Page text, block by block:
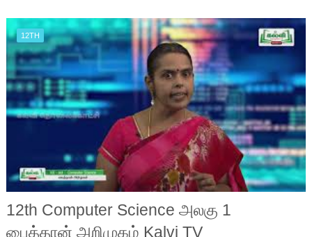
12TH
12th Computer Science அலகு 1
பைத்தான் அறிமுகம் Kalvi TV